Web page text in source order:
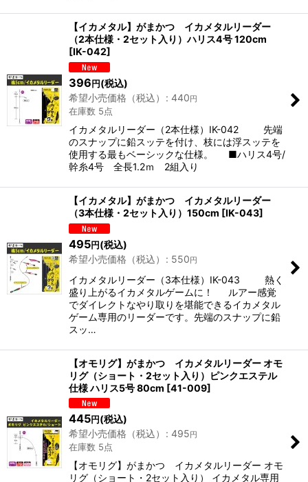
【イカメタル】がまかつ イカメタルリーダー
（2本仕様・2セット入り）ハリス4号 120cm
[IK-042]
396 円 (税込)
希望小売価格（税込）
: 440円
在庫数 5点
イカメタルリーダー（2本仕様）IK-042 先端
のスナップに鉛スッテを付け、枝には浮スッテを
使用する最もベーシックな仕様。 ■ハリス4号/
幹糸4号 全長1.2ｍ 2組入り
【イカメタル】がまかつ イカメタルリーダー
（3本仕様・2セット入り）150cm [IK-043]
495円(税込)
希望小売価格（税込）
: 550円
イカメタルリーダー（3本仕様）IK-043 熱く
盛り上がるイカメタルゲームに！ ルアー感覚
でダイレクトなやり取りを堪能できるイカメタル
ゲーム専用のリーダーです。先端のスナップに鉛
スッ…
【オモリグ】がまかつ イカメタルリーダー オモ
リグ（ショート・2セット入り）ピンクエステル
仕様 ハリス5号 80cm [41-009]
445円 (税込)
希望小売価格（税込）
: 495 円
在庫数 5点
【オモリグ】がまかつ イカメタルリーダー オモ
リグ（ショート・2セット入り） イカメタル専用